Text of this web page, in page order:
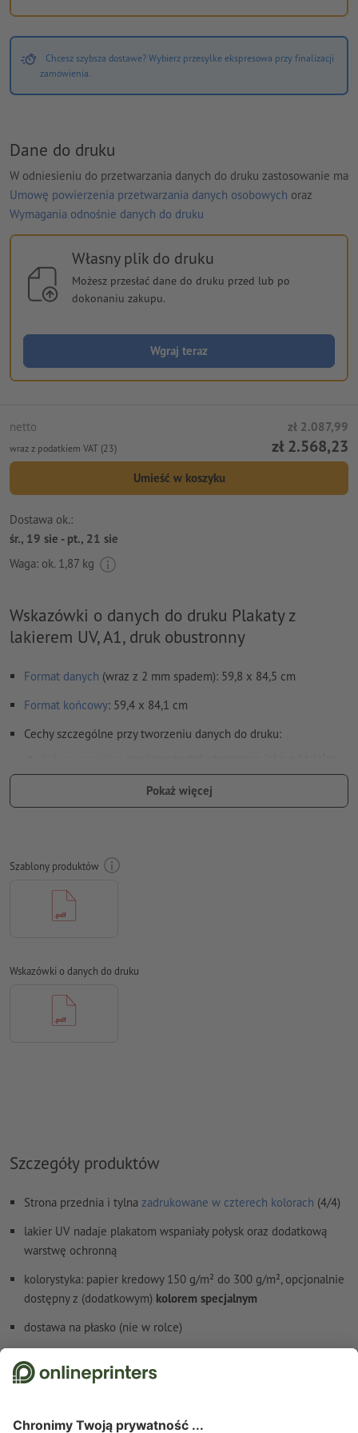
Chcesz szybsza dostawe? Wybierz przesylke ekspresowa przy finalizacji
zamówienia.
Dane do druku
W odniesieniu do przetwarzania danych do druku zastosowanie ma
Umowę powierzenia przetwarzania danych osobowych oraz
Wymagania odnośnie danych do druku
Własny plik do druku
Możesz przesłać dane do druku przed lub po
dokonaniu zakupu.
Wgraj teraz
netto zł 2.087,99
wraz z podatkiem VAT (23) zł 2.568,23
Umieść w koszyku
Dostawa ok.:
śr., 19 sie - pt., 21 sie
Waga: ok. 1,87 kg
Wskazówki o danych do druku Plakaty z
lakierem UV, A1, druk obustronny
Format danych (wraz z 2 mm spadem): 59,8 x 84,5 cm
Format końcowy: 59,4 x 84,1 cm
Cechy szczególne przy tworzeniu danych do druku:
próbki kolorów (np. HKS42) w pliku z danymi do druku (tylko
w przypadku określonych rodzajów papieru)
Na całym obwodzie ustaw 2 mm
odstępie co najmniej 4 mm od formatu końcowego
Czcionkimuszą być w całości osadzone lub przekształcone na
krzywe
powlekanych papierów, FOGRA52 (PSO Uncoated v3 FOGRA52)
Błędy ortograficzne i składniowe
Pokaż więcej
Szablony produktów
Wskazówki o danych do druku
Szczegóły produktów
Strona przednia i tylna zadrukowane w czterech kolorach (4/4)
lakier UV nadaje plakatom wspaniały połysk oraz dodatkową
warstwę ochronną
kolorystyka: papier kredowy 150 g/m² do 300 g/m², opcjonalnie
dostępny z (dodatkowym) kolorem specjalnym
dostawa na płasko (nie w rolce)
Szczegóły dotyczące bezpieczeństwa i producenta